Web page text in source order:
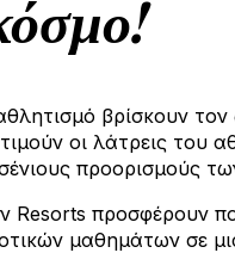
βρίσκουν
οι λάτρεις του
προορισμούς
Resorts προσφέρουν
μαθημάτων σε